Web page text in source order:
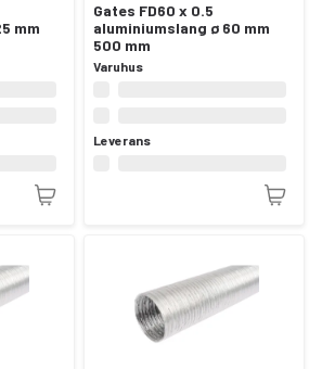
mm
Gates FD60 x 0.5
aluminiumslang ø 60 mm
500 mm
Varuhus
Leverans